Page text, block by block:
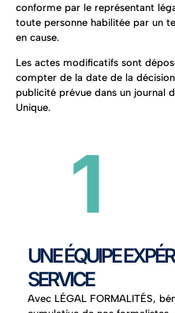
conforme par le représentant
toute personne habilitée par un
en cause.
Les actes modificatifs sont
compter de la date de la
publicité prévue dans un journal
Unique.
UNE ÉQUIPE
SERVICE
Avec LÉGAL FORMALITÉS,